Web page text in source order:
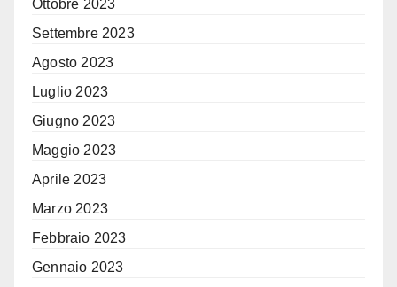
Ottobre 2023
Settembre 2023
Agosto 2023
Luglio 2023
Giugno 2023
Maggio 2023
Aprile 2023
Marzo 2023
Febbraio 2023
Gennaio 2023